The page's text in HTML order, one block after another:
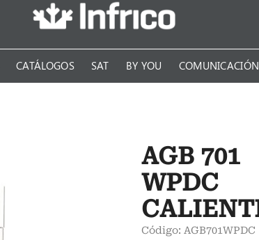
CATÁLOGOS SAT BY YOU COMUNICACIÓN
AGB 701
WPDC
Código: AGB701WPDC